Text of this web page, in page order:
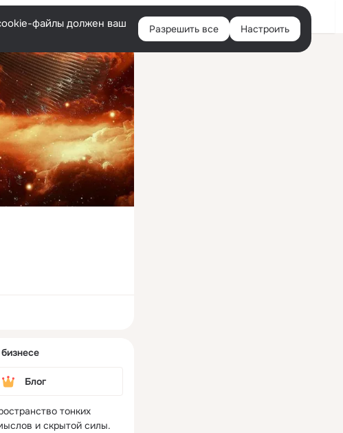
Войти
файлы должен ваш
Разрешить все Настроить
Блог
тонких
и скрытой силы.